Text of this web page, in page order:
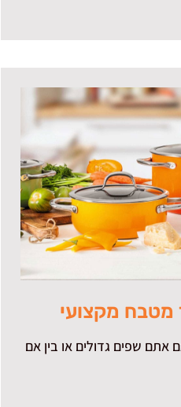
מטבח מקצועי
אתם שפים גדולים או בין אם